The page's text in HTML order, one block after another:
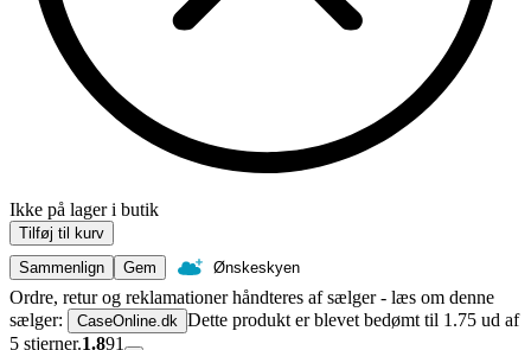
Ikke på lager i butik
Tilføj til kurv
Sammenlign
Gem Ønskeskyen
Ordre, retur og reklamationer håndteres af sælger - læs om denne
sælger:
CaseOnline.dk Dette produkt er blevet bedømt til 1.75 ud af
5 stjerner.1.891